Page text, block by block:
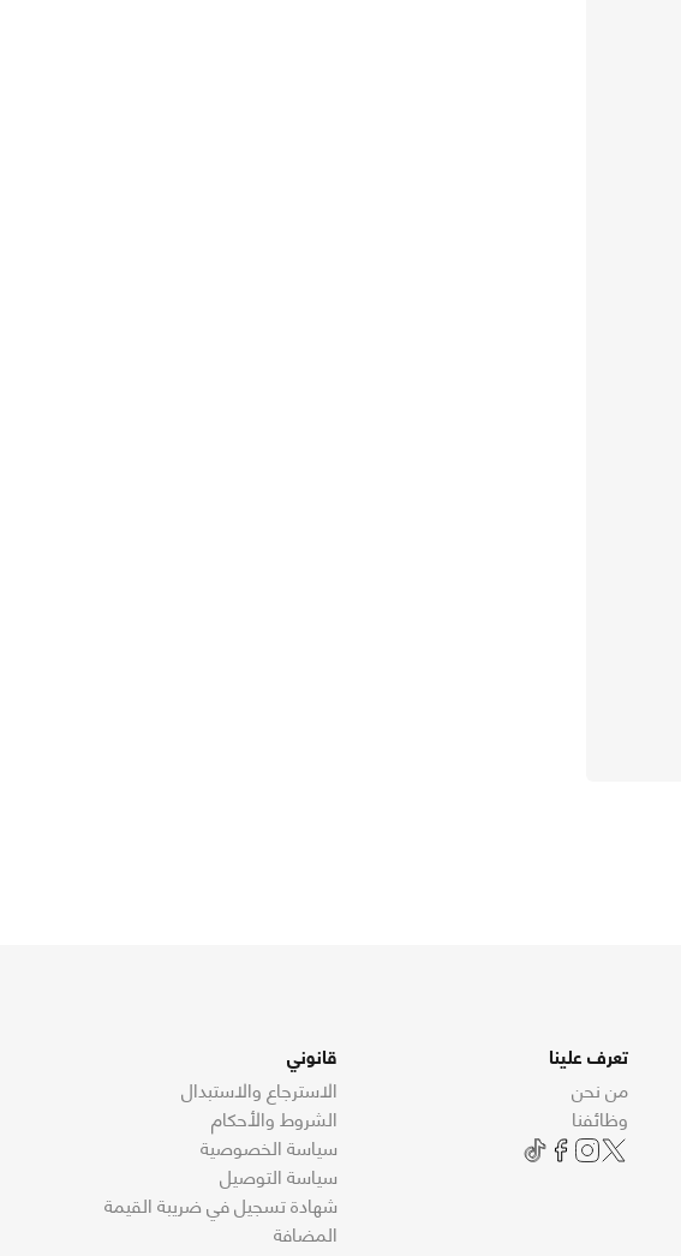
تعرف علينا
من نحن
وظائفنا
قانوني
الاسترجاع والاستبدال
الشروط والأحكام
سياسة الخصوصية
سياسة التوصيل
شهادة تسجيل في ضريبة القيمة
المضافة